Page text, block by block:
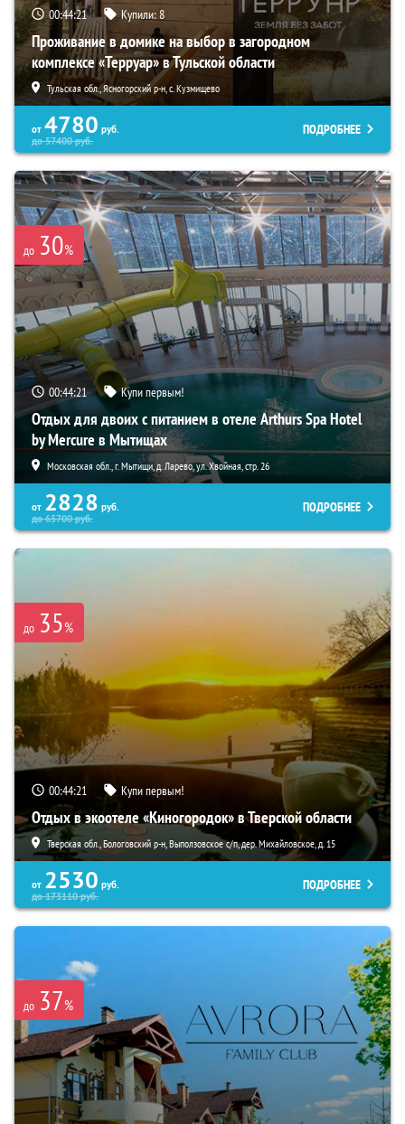
00:44:20 Купили:8
Проживание в домике на выбор в загородном
комплексе «Терруар» в Тульской области
Тульская обл., Ясногорский р-н, с. Кузмищево
от 4780 руб.
до57400руб.
ПОДРОБНЕЕ
до 30%
00:44:20 Купи первым!
Отдых для двоих с питанием в отеле Arthurs Spa Hotel
by Mercure в Мытищах
Московская обл., г. Мытищи, д. Ларево, ул. Хвойная, стр. 26
от 2828 руб.
до65700руб.
ПОДРОБНЕЕ
до 35%
00:44:20 Купи первым!
Отдых в экоотеле «Киногородок» в Тверской области
Тверская обл., Бологовский р-н, Выползовское с/п, дер. Михайловское, д. 15
от 2530 руб.
до173110руб.
ПОДРОБНЕЕ
до 37%